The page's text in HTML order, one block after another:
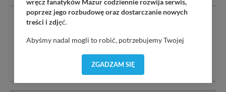
Serwis mazury24.eu nie ponosi odpowiedzialności za treść
dotyczących danej tematyki dyskusji. Wpisy niezwiązane z
tematem, wulgarne, obraźliwe, naruszające prawo będą
wręcz fanatyków Mazur codziennie rozwija serwis,
poprzez jego rozbudowę oraz dostarczanie nowych
treści i zdjęć.
Abyśmy nadal mogli to robić, potrzebujemy Twojej
dostosować do Twoich preferencji. Twoje dane (w tym
pliki cookies) będą zapisywane w celu usprawnienia
ZGADZAM SIĘ